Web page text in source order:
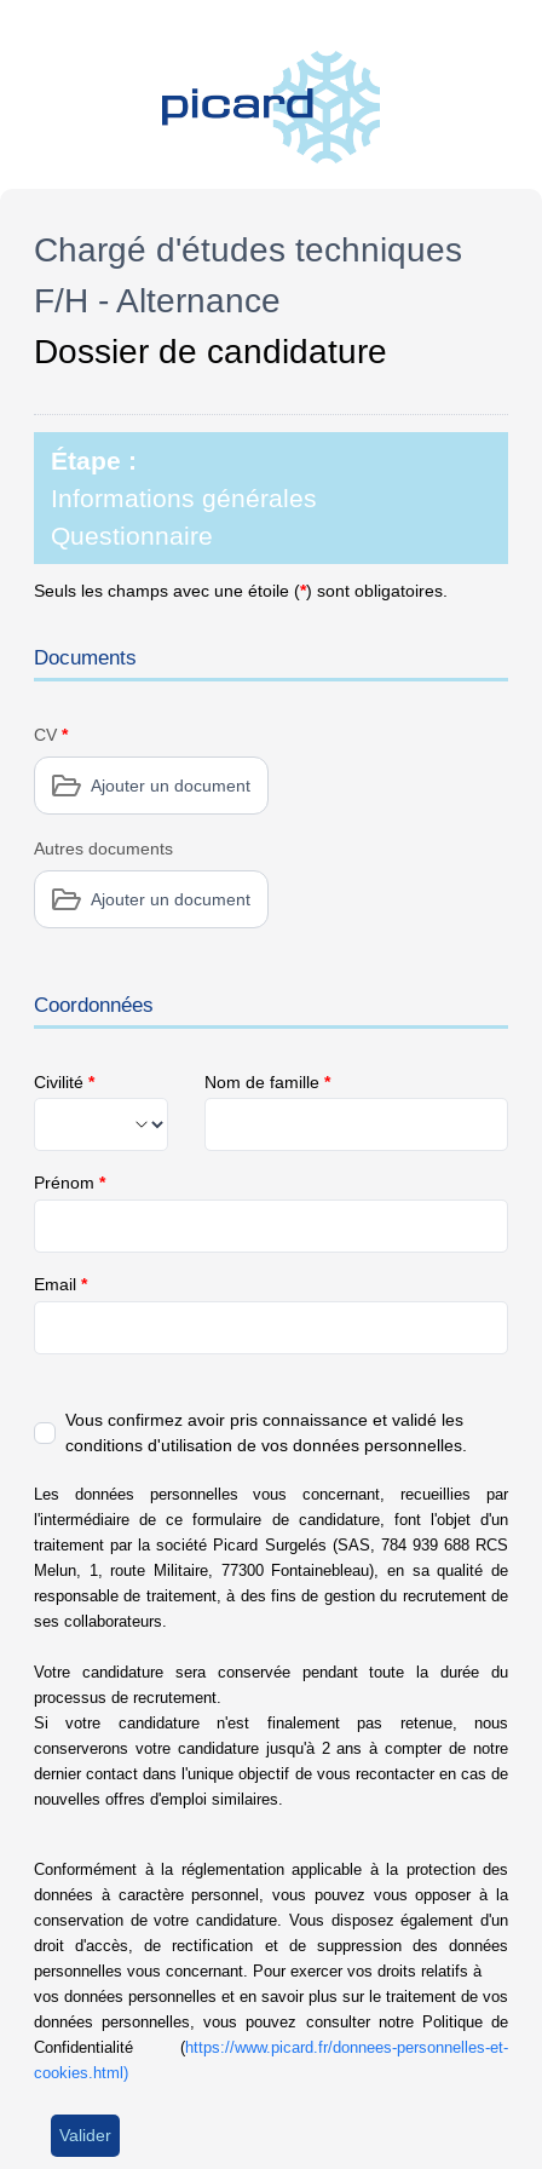
Chargé d'études techniques
F/H - Alternance
Dossier de candidature
Étape :
Informations générales
Questionnaire
Seuls les champs avec une étoile (*) sont obligatoires.
Documents
CV *
Ajouter un document
Autres documents
Ajouter un document
Coordonnées
Civilité * Nom de famille *
Prénom *
Email *
Vous confirmez avoir pris connaissance et validé les
conditions d'utilisation de vos données personnelles.
Les données personnelles vous concernant, recueillies par
l'intermédiaire de ce formulaire de candidature, font l'objet d'un
traitement par la société Picard Surgelés (SAS, 784 939 688 RCS
Melun, 1, route Militaire, 77300 Fontainebleau), en sa qualité de
responsable de traitement, à des fins de gestion du recrutement de
ses collaborateurs.
Votre candidature sera conservée pendant toute la durée du
processus de recrutement.
Si votre candidature n'est finalement pas retenue, nous
conserverons votre candidature jusqu'à 2 ans à compter de notre
dernier contact dans l'unique objectif de vous recontacter en cas de
nouvelles offres d'emploi similaires.
Conformément à la réglementation applicable à la protection des
données à caractère personnel, vous pouvez vous opposer à la
conservation de votre candidature. Vous disposez également d'un
droit d'accès, de rectification et de suppression des données
personnelles vous concernant. Pour exercer vos droits relatifs à
vos données personnelles et en savoir plus sur le traitement de vos
données personnelles, vous pouvez consulter notre Politique de
Confidentialité (https://www.picard.fr/donnees-personnelles-et-
cookies.html)